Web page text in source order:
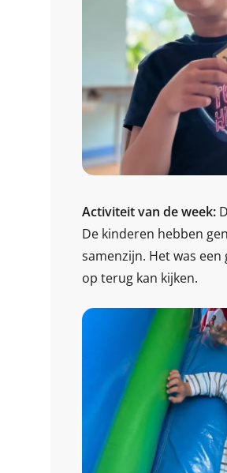
Activiteit van de week:
De kinderen hebben
samenzijn. Het was
op terug kan kijken.